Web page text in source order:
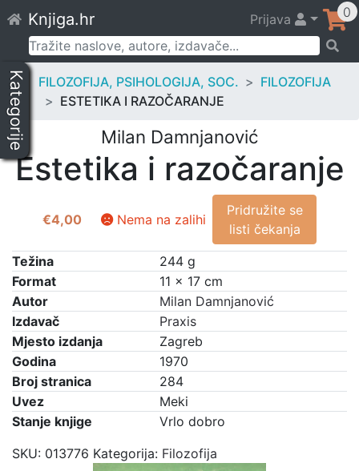
to
content
Knjiga.hr Prijava 0
Pretraži:
Kategorije FILOZOFIJA, PSIHOLOGIJA, SOC.
FILOZOFIJA
ESTETIKA I RAZOČARANJE
Milan Damnjanović
Estetika i razočaranje
€4,00 Nema na zalihi
Pridružite se
listi čekanja
Težina
244 g
Format
11 × 17 cm
Autor
Milan Damnjanović
Izdavač
Praxis
Mjesto izdanja
Zagreb
Godina
1970
Broj stranica
284
Uvez
Meki
Stanje knjige
Vrlo dobro
SKU: 013776 Kategorija: Filozofija